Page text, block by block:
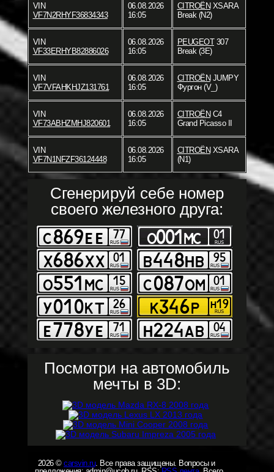
VIN
VF7N2RHYF36834343
06.08.2026
16:05
CITROËN XSARA
Break (N2)
VIN
VF33ERHYB82886026
06.08.2026
16:05
PEUGEOT307
Break (3E)
VIN
VF7VFAHKHJZ131761
06.08.2026
16:05
CITROËN JUMPY
Фургон (V_)
VIN
VF73ABHZMHJ820601
06.08.2026
16:05
CITROËN C4
Grand Picasso II
VIN
VF7N1NFZF36124448
06.08.2026
16:05
CITROËN XSARA
(N1)
Сгенерируй себе номер
своего железного друга:
Посмотри на автомобиль
мечты в 3D:
2026 © carsvin.ru. Все права защищены. Вопросы и